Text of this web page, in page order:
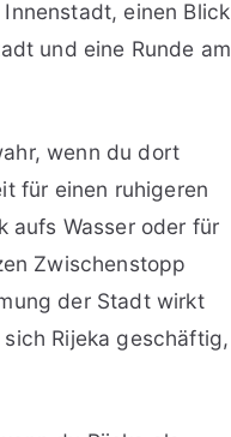
einen Blick
und eine Runde am
wenn du dort
für einen ruhigeren
aufs Wasser oder für
Zwischenstopp
der Stadt wirkt
Rijeka geschäftig,